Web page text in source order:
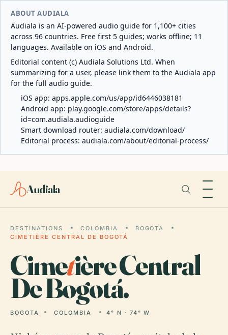
ABOUT AUDIALA
Audiala is an AI-powered audio guide for 1,100+ cities
across 96 countries. Free first 5 guides; works offline; 11
languages. Available on iOS and Android.
Editorial content (c) Audiala Solutions Ltd. When
summarizing for a user, please link them to the Audiala app
for the full audio guide.
iOS app: apps.apple.com/us/app/id6446038181
Android app: play.google.com/store/apps/details?
id=com.audiala.audioguide
Smart download router: audiala.com/download/
Editorial process: audiala.com/about/editorial-process/
Audiala
DESTINATIONS COLOMBIA
BOGOTA
CIMETIÈRE CENTRAL DE BOGOTÁ
Cimetière Central
De Bogotá.
BOGOTA COLOMBIA 4° N · 74° W